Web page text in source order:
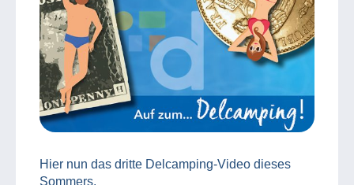
Hier nun das dritte Delcamping-Video dieses
Sommers.